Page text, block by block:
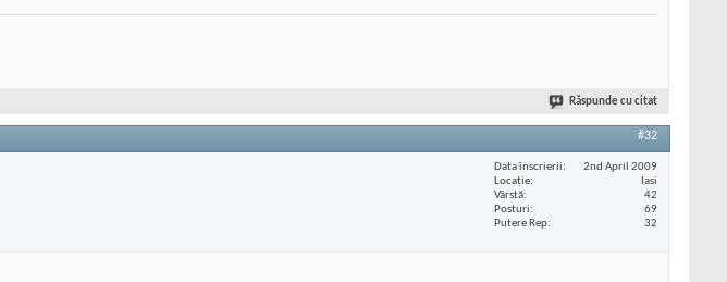
Răspunde cu citat
#32
Data înscrierii
2nd April 2009
Locaţie
Iasi
Vârstă
42
Posturi
69
Putere Rep
32